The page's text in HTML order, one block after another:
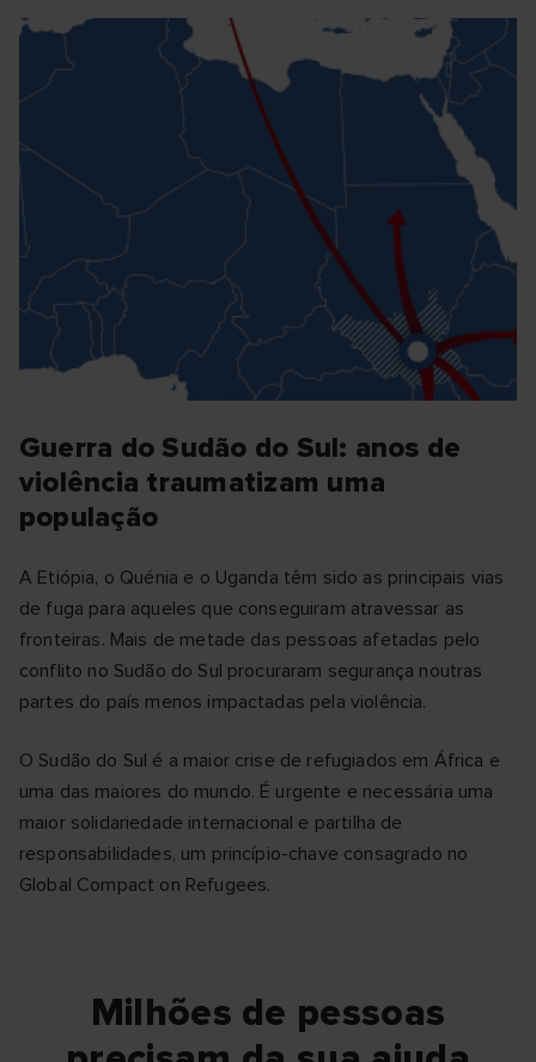
Guerra do Sudão do Sul: anos de
violência traumatizam uma
população
A Etiópia, o Quénia e o Uganda têm sido as principais vias
de fuga para aqueles que conseguiram atravessar as
fronteiras. Mais de metade das pessoas afetadas pelo
conflito no Sudão do Sul procuraram segurança noutras
partes do país menos impactadas pela violência.
O Sudão do Sul é a maior crise de refugiados em África e
uma das maiores do mundo. É urgente e necessária uma
maior solidariedade internacional e partilha de
responsabilidades, um princípio-chave consagrado no
Global Compact on Refugees.
Milhões de pessoas